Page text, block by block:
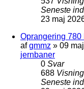
Seneste
23 maj
Oprangering 780
afgmmz » 09
jernbaner
0 Svar
688
Seneste